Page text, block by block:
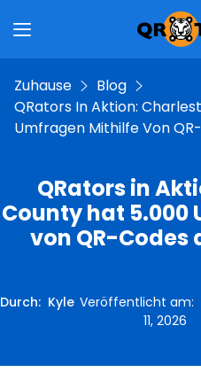
Zuhause
Blog
QRators In Aktion:
Umfragen Mithilfe Von
QRators in
County hat
von QR-Codes
Durch: Kyle Veröffentlicht am:
11, 2026